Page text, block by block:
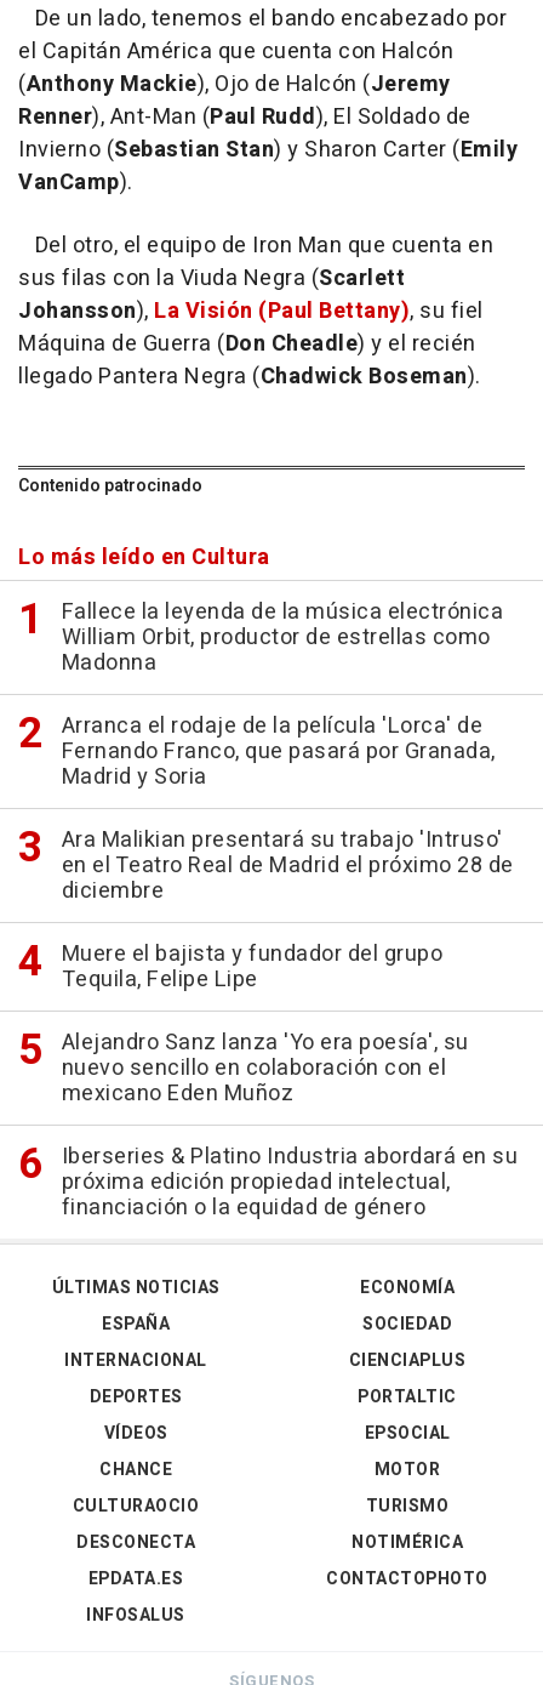
De un lado, tenemos el bando encabezado por
el Capitán América que cuenta con Halcón
(Anthony Mackie), Ojo de Halcón (Jeremy
Renner), Ant-Man (Paul Rudd), El Soldado de
Invierno (Sebastian Stan) y Sharon Carter (Emily
VanCamp).
Del otro, el equipo de Iron Man que cuenta en
sus filas con la Viuda Negra (Scarlett
Johansson), La Visión (Paul Bettany), su fiel
Máquina de Guerra (Don Cheadle) y el recién
llegado Pantera Negra (Chadwick Boseman).
Contenido patrocinado
Lo más leído en Cultura
Fallece la leyenda de la música electrónica
William Orbit, productor de estrellas como
Madonna
Arranca el rodaje de la película 'Lorca' de
Fernando Franco, que pasará por Granada,
Madrid y Soria
Ara Malikian presentará su trabajo 'Intruso'
en el Teatro Real de Madrid el próximo 28 de
diciembre
Muere el bajista y fundador del grupo
Tequila, Felipe Lipe
Alejandro Sanz lanza 'Yo era poesía', su
nuevo sencillo en colaboración con el
mexicano Eden Muñoz
Iberseries & Platino Industria abordará en su
próxima edición propiedad intelectual,
financiación o la equidad de género
ÚLTIMAS NOTICIAS
ESPAÑA
INTERNACIONAL
DEPORTES
VÍDEOS
ECONOMÍA
SOCIEDAD
CIENCIAPLUS
PORTALTIC
EPSOCIAL
CHANCE
CULTURAOCIO
DESCONECTA
EPDATA.ES
INFOSALUS
MOTOR
TURISMO
NOTIMÉRICA
CONTACTOPHOTO
SÍGUENOS